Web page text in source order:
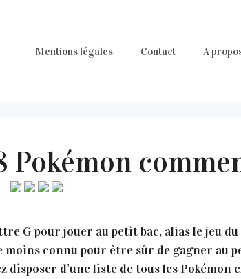
Mentions légales Contact A
Pokémon
G pour jouer au petit bac, alias le jeu
connu pour être sûr de gagner au
d’une liste de tous les Pokémon